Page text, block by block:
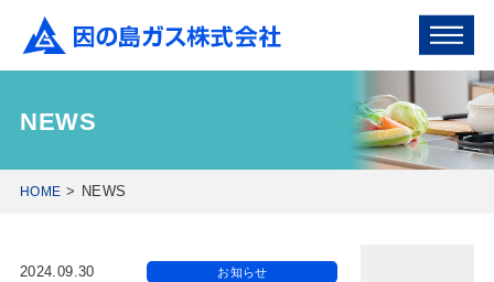
NEWS
HOME NEWS
2024.09.30 お知らせ